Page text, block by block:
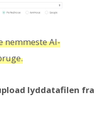
nemmeste AI-
lyddatafilen fra